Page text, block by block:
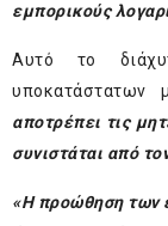
εμπορικούς
Αυτό το
υποκατάστατων
αποτρέπει τις
συνιστάται από
«Η προώθηση των